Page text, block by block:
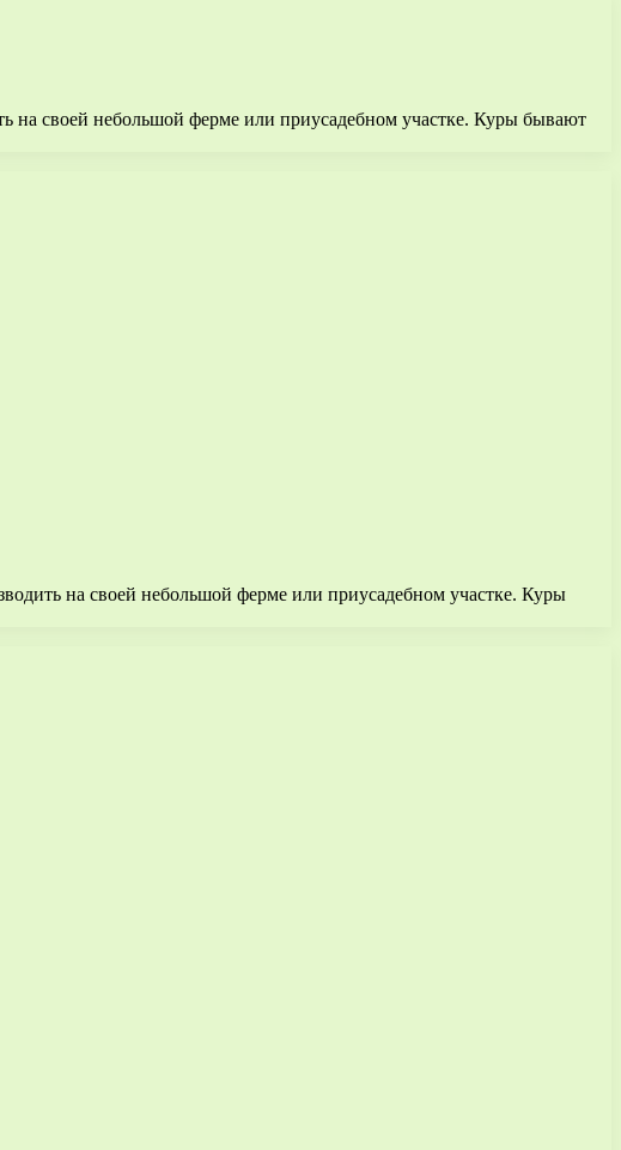
на своей небольшой ферме или приусадебном участке. Куры бывают
на своей небольшой ферме или приусадебном участке. Куры